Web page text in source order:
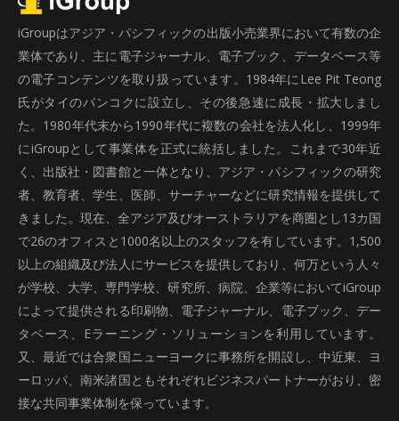
iGroupはアジア・パシフィックの出版小売業界において有数の企
業体であり、主に電子ジャーナル、電子ブック、データベース等
の電子コンテンツを取り扱っています。1984年にLee Pit Teong
氏がタイのバンコクに設立し、その後急速に成長・拡大しまし
た。1980年代末から1990年代に複数の会社を法人化し、1999年
にiGroupとして事業体を正式に統括しました。これまで30年近
く、出版社・図書館と一体となり、アジア・パシフィックの研究
者、教育者、学生、医師、サーチャーなどに研究情報を提供して
きました。現在、全アジア及びオーストラリアを商圏とし13カ国
で26のオフィスと1000名以上のスタッフを有しています。1,500
以上の組織及び法人にサービスを提供しており、何万という人々
が学校、大学、専門学校、研究所、病院、企業等においてiGroup
によって提供される印刷物、電子ジャーナル、電子ブック、デー
タベース、Eラーニング・ソリューションを利用しています。
又、最近では合衆国ニューヨークに事務所を開設し、中近東、ヨ
ーロッパ、南米諸国ともそれぞれビジネスパートナーがおり、密
接な共同事業体制を保っています。